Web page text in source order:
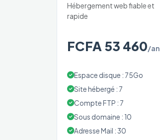
Hébergement web fiable et
rapide
FCFA 53 460/an
Espace disque : 75Go
Site hébergé : 7
Compte FTP : 7
Sous domaine : 10
Adresse Mail : 30